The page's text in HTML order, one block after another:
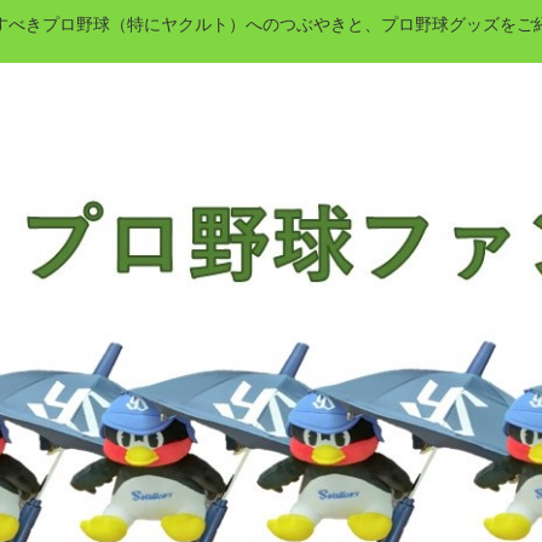
べきプロ野球（特にヤクルト）へのつぶやきと、プロ野球グッズをご